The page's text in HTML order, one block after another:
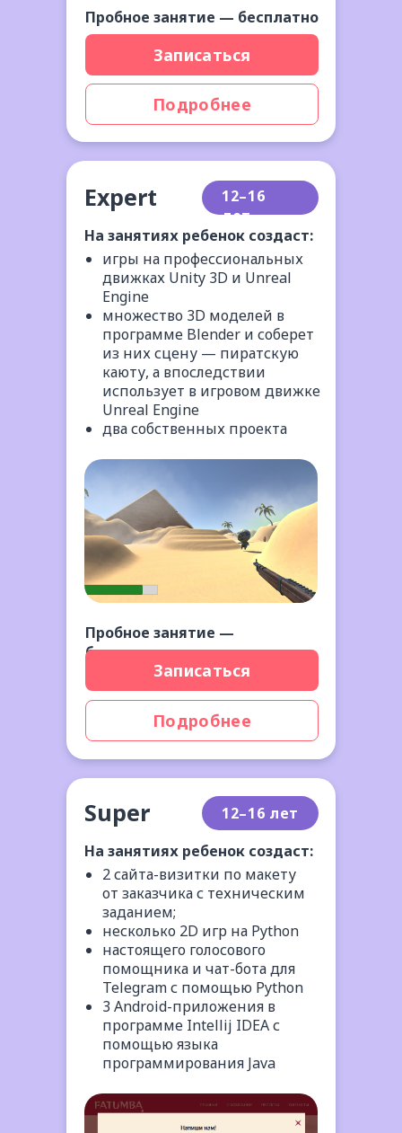
Пробное занятие — бесплатно
Подробнее
Записаться
Expert
На занятиях ребенок создаст:
12–16
лет
Пробное занятие —
бесплатно
Подробнее
Записаться
игры на профессиональных
движках Unity 3D и Unreal
Engine
множество 3D моделей в
программе Blender и соберет
из них сцену — пиратскую
каюту, а впоследствии
использует в игровом движке
Unreal Engine
два собственных проекта
12–16 лет
Super
На занятиях ребенок создаст:
2 сайта-визитки по макету
от заказчика с техническим
заданием;
несколько 2D игр на Python
настоящего голосового
помощника и чат-бота для
Telegram с помощью Python
3 Android-приложения в
программе Intellij IDEA с
помощью языка
программирования Java